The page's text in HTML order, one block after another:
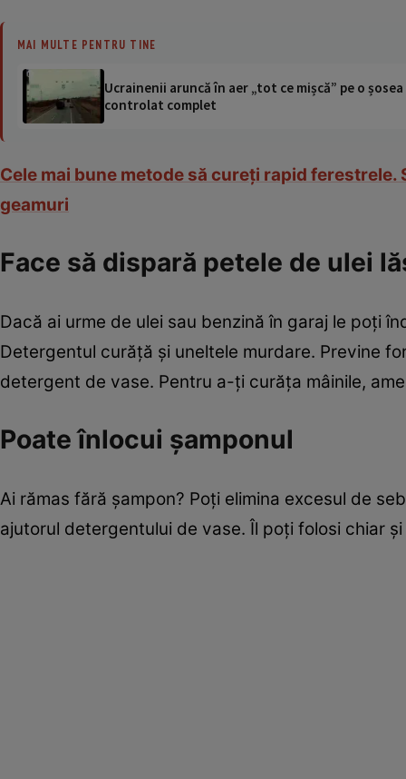
MAI MULTE PENTRU TINE
Ucrainenii aruncă în aer „tot ce mișcă” pe o
controlat complet
Cele mai bune metode să cureţi rapid
geamuri
Face să dispară petele de ulei
Dacă ai urme de ulei sau benzină în garaj le poţi
Detergentul curăţă şi uneltele murdare. Previne
detergent de vase. Pentru a-ţi curăţa mâinile,
Poate înlocui şamponul
Ai rămas fără şampon? Poţi elimina excesul de
ajutorul detergentului de vase. Îl poţi folosi chiar